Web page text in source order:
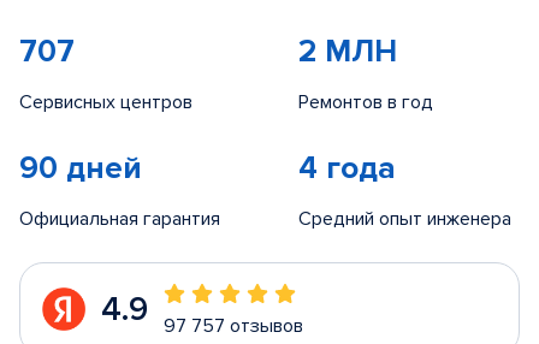
707
Сервисных центров
2 МЛН
Ремонтов в год
90 дней
Официальная гарантия
4 года
Средний опыт инженера
4.9 97 757 отзывов